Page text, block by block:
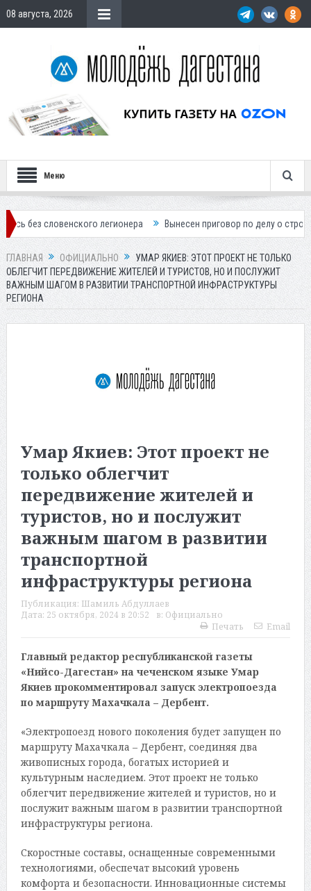
08 августа, 2026
Меню
легионера Вынесен приговор по делу о строительстве
ГЛАВНАЯ ОФИЦИАЛЬНО
УМАР ЯКИЕВ: ЭТОТ ПРОЕКТ НЕ ТОЛЬКО
ОБЛЕГЧИТ ПЕРЕДВИЖЕНИЕ ЖИТЕЛЕЙ И ТУРИСТОВ, НО И ПОСЛУЖИТ
ВАЖНЫМ ШАГОМ В РАЗВИТИИ ТРАНСПОРТНОЙ ИНФРАСТРУКТУРЫ
РЕГИОНА
Умар Якиев: Этот проект не
только облегчит
передвижение жителей и
туристов, но и послужит
важным шагом в развитии
транспортной
инфраструктуры региона
Публикация: Шамиль Абдуллаев
Дата: 25 октября, 2024 в 20:52 в: Официально
Печать
Email
Главный редактор республиканской газеты
«Нийсо-Дагестан» на чеченском языке Умар
Якиев прокомментировал запуск электропоезда
по маршруту Махачкала – Дербент.
«Электропоезд нового поколения будет запущен по
маршруту Махачкала – Дербент, соединяя два
живописных города, богатых историей и
культурным наследием. Этот проект не только
облегчит передвижение жителей и туристов, но и
послужит важным шагом в развитии транспортной
инфраструктуры региона.
Скоростные составы, оснащенные современными
технологиями, обеспечат высокий уровень
комфорта и безопасности. Инновационные системы